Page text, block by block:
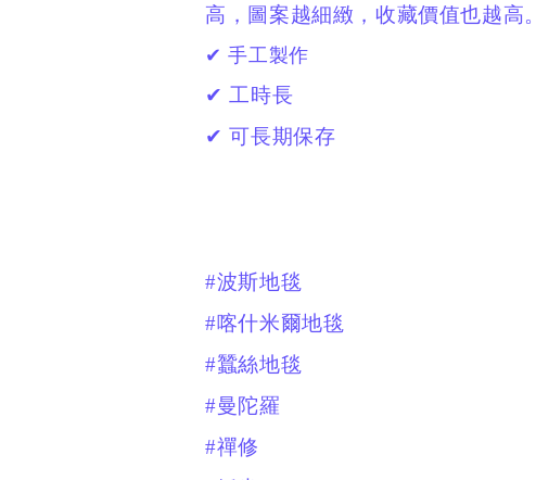
高，圖案越細緻，收藏價值也越高。
✔ 手工製作
✔ 工時長
✔ 可長期保存
#波斯地毯
#喀什米爾地毯
#蠶絲地毯
#曼陀羅
#禪修